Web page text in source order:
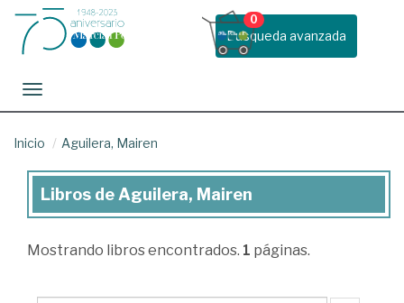
Busqueda avanzada
0
Toggle navigation
Inicio Aguilera, Mairen
Libros
Aguilera,
Libros de Aguilera, Mairen
Mostrando libros encontrados. 1 páginas.